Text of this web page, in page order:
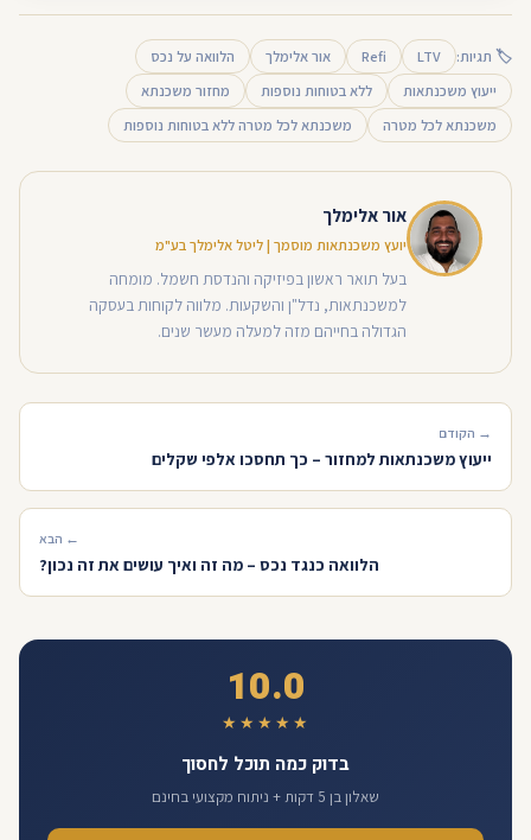
🏷 תגיות: LTV
Refi אור אלימלך
הלוואה על נכס
ייעוץ משכנתאות
ללא בטוחות נוספות
מחזור משכנתא
משכנתא לכל מטרה
משכנתא לכל מטרה ללא בטוחות נוספות
אור אלימלך
יועץ משכנתאות מוסמך | ליטל אלימלך בע"מ
בעל תואר ראשון בפיזיקה והנדסת חשמל. מומחה
למשכנתאות, נדל"ן והשקעות. מלווה לקוחות בעסקה
הגדולה בחייהם מזה למעלה מעשר שנים.
→ הקודם
ייעוץ משכנתאות למחזור – כך תחסכו אלפי שקלים
← הבא
הלוואה כנגד נכס – מה זה ואיך עושים את זה נכון?
10.0
★★★★★
בדוק כמה תוכל לחסוך
שאלון בן 5 דקות + ניתוח מקצועי בחינם